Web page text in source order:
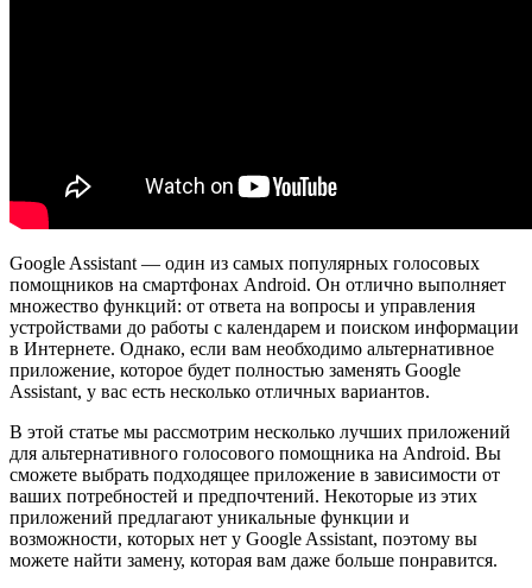
Google Assistant — один из самых популярных голосовых
помощников на смартфонах Android. Он отлично выполняет
множество функций: от ответа на вопросы и управления
устройствами до работы с календарем и поиском информации
в Интернете. Однако, если вам необходимо альтернативное
приложение, которое будет полностью заменять Google
Assistant, у вас есть несколько отличных вариантов.
В этой статье мы рассмотрим несколько лучших приложений
для альтернативного голосового помощника на Android. Вы
сможете выбрать подходящее приложение в зависимости от
ваших потребностей и предпочтений. Некоторые из этих
приложений предлагают уникальные функции и
возможности, которых нет у Google Assistant, поэтому вы
можете найти замену, которая вам даже больше понравится.